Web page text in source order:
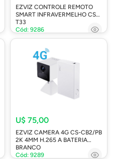
EZVIZ CONTROLE REMOTO
SMART INFRAVERMELHO CS-
T33
Cód: 9286
U$ 75,00
EZVIZ CAMERA 4G CS-CB2/PB
2K 4MM H.265 A BATERIA
BRANCO
Cód: 9289